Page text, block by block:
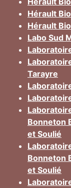
Hérault
Hérault
Labo Sud
Tarayre
Bonneton
et Soulié
Bonneton
et Soulié